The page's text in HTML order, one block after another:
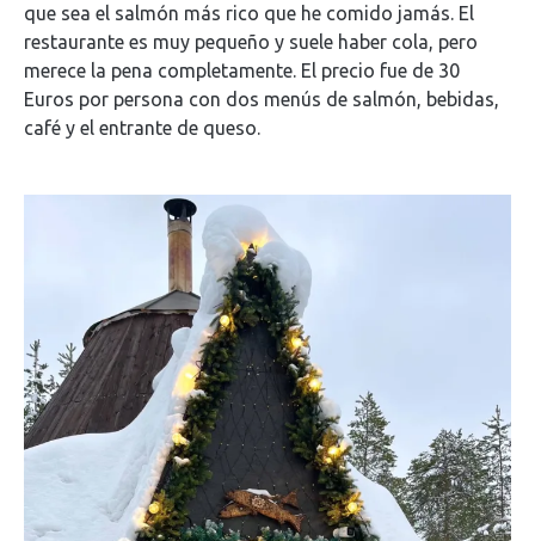
que sea el salmón más rico que he comido jamás. El
restaurante es muy pequeño y suele haber cola, pero
merece la pena completamente. El precio fue de 30
Euros por persona con dos menús de salmón, bebidas,
café y el entrante de queso.